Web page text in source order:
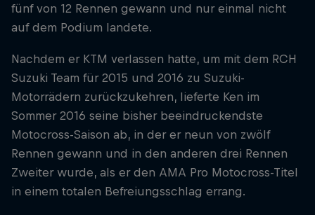
fünf von 12 Rennen gewann und nur einmal nicht
auf dem Podium landete.
Nachdem er KTM verlassen hatte, um mit dem RCH
Suzuki Team für 2015 und 2016 zu Suzuki-
Motorrädern zurückzukehren, lieferte Ken im
Sommer 2016 seine bisher beeindruckendste
Motocross-Saison ab, in der er neun von zwölf
Rennen gewann und in den anderen drei Rennen
Zweiter wurde, als er den AMA Pro Motocross-Titel
in einem totalen Befreiungsschlag errang.